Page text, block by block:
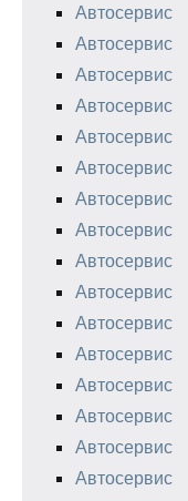
Автосервис
Автосервис
Автосервис
Автосервис
Автосервис
Автосервис
Автосервис
Автосервис
Автосервис
Автосервис
Автосервис
Автосервис
Автосервис
Автосервис
Автосервис
Автосервис